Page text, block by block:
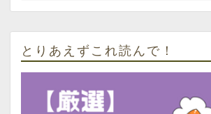
とりあえずこれ読んで！